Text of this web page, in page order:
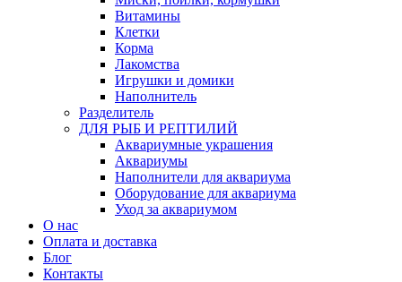
Витамины
Клетки
Корма
Лакомства
Игрушки и домики
Наполнитель
Разделитель
ДЛЯ РЫБ И РЕПТИЛИЙ
Аквариумные украшения
Аквариумы
Наполнители для аквариума
Оборудование для аквариума
Уход за аквариумом
О нас
Оплата и доставка
Блог
Контакты